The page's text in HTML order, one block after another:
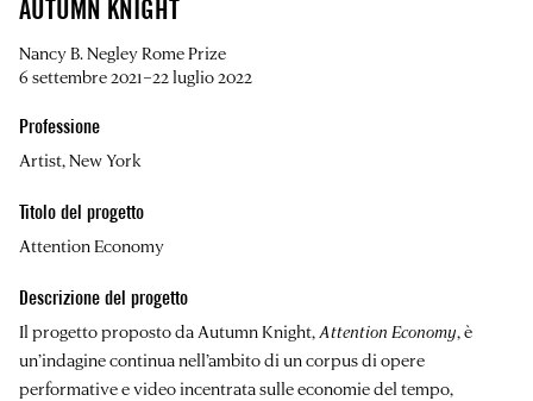
AUTUMN KNIGHT
Nancy B. Negley Rome Prize
6 settembre 2021–22 luglio 2022
Professione
Artist, New York
Titolo del progetto
Attention Economy
Descrizione del progetto
Il progetto proposto da Autumn Knight, Attention Economy, è
un’indagine continua nell’ambito di un corpus di opere
performative e video incentrata sulle economie del tempo,